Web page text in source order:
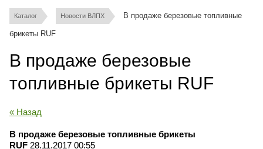
Каталог Новости ВЛПХ В продаже березовые топливные
брикеты RUF
В продаже березовые
топливные брикеты RUF
« Назад
В продаже березовые топливные брикеты
RUF 28.11.2017 00:55